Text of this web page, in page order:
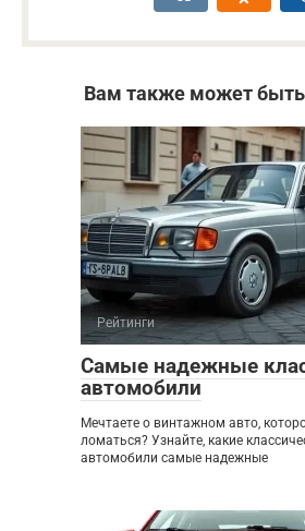
Вам также может быть
Рейтинги
Самые надежные
автомобили
Мечтаете о винтажном авто,
ломаться? Узнайте, какие
автомобили самые надежные